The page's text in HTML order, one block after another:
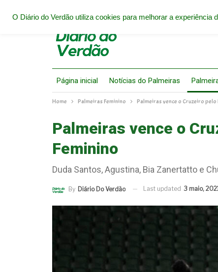
Página inicial Notícias do Palmeiras
Home Palmeiras Feminino Palmeiras vence o Cruzeiro
Palmeiras vence o
Feminino
Duda Santos, Agustina, Bia Zanertatto e
By Diário Do Verdão Last updated 3 maio,
O Diário do Verdão utiliza cookies para melhorar a experiência